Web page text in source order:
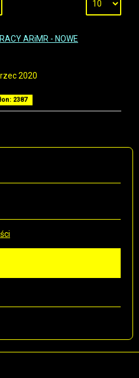
ARiMR - NOWE
2020
2387